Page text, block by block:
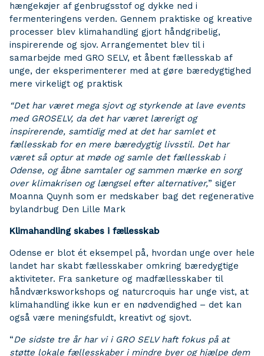
hængekøjer af genbrugsstof og dykke ned i
fermenteringens verden. Gennem praktiske og kreative
processer blev klimahandling gjort håndgribelig,
inspirerende og sjov. Arrangementet blev til i
samarbejde med GRO SELV, et åbent fællesskab af
unge, der eksperimenterer med at gøre bæredygtighed
mere virkeligt og praktisk
“Det har været mega sjovt og styrkende at lave events
med GROSELV, da det har været lærerigt og
inspirerende, samtidig med at det har samlet et
fællesskab for en mere bæredygtig livsstil. Det har
været så optur at møde og samle det fællesskab i
Odense, og åbne samtaler og sammen mærke en sorg
over klimakrisen og længsel efter alternativer,” siger
Moanna Quynh som er medskaber bag det regenerative
bylandrbug Den Lille Mark
Klimahandling skabes i fællesskab
Odense er blot ét eksempel på, hvordan unge over hele
landet har skabt fællesskaber omkring bæredygtige
aktiviteter. Fra sanketure og madfællesskaber til
håndværksworkshops og naturcroquis har unge vist, at
klimahandling ikke kun er en nødvendighed – det kan
også være meningsfuldt, kreativt og sjovt.
“De sidste tre år har vi i GRO SELV haft fokus på at
støtte lokale fællesskaber i mindre byer og hjælpe dem